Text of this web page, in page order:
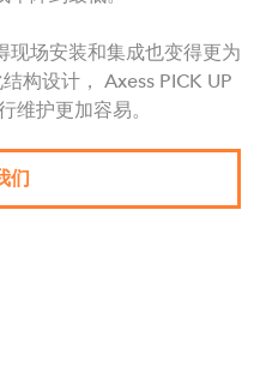
现场安装和集成也变得更为
构设计， Axess PICK UP
维护更加容易。
们